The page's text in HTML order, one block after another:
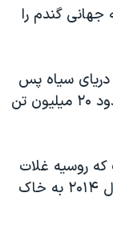
گندم را
دریای سیاه پس
از حمله روسیه متوقف شده که شامل حدود ۲۰ میلیون تن
که روسیه غلات
دزدیده شده را به خارج از کریمه که در سال ۲۰۱۴ به خاک